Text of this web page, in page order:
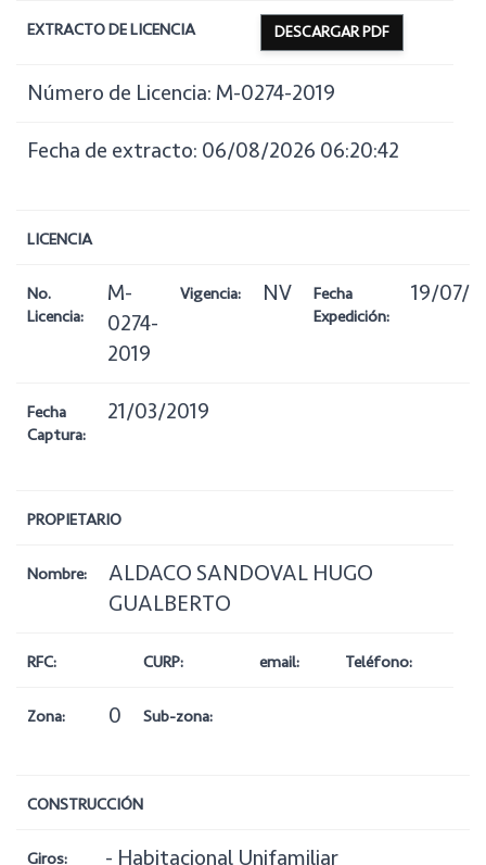
EXTRACTO DE LICENCIA DESCARGAR PDF
Número de Licencia: M-0274-2019
Fecha de extracto: 06/08/2026 06:20:42
LICENCIA
No.
Licencia:
M-
0274-
2019
Vigencia: NV
Fecha
Expedición:
19/07/
Fecha
Captura:
21/03/2019
PROPIETARIO
Nombre:
ALDACO SANDOVAL HUGO
GUALBERTO
RFC: CURP: email: Teléfono:
Zona: 0 Sub-zona:
CONSTRUCCIÓN
Giros: - Habitacional Unifamiliar